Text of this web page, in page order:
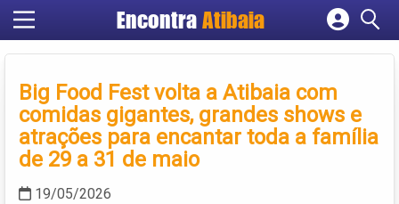
Encontra Atibaia
Cadastrar empresa
Criar conta
Big Food Fest volta a Atibaia com
comidas gigantes, grandes shows e
atrações para encantar toda a família
de 29 a 31 de maio
19/05/2026